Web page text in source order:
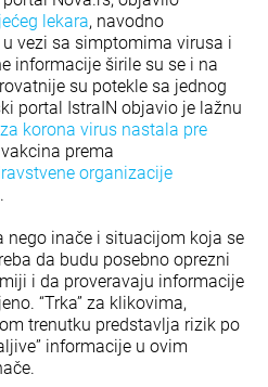
lekara, navodno
u vezi sa simptomima virusa i
informacije širile su se i na
su potekle sa jednog
portal IstraIN objavio je lažnu
korona virus nastala pre
prema
organizacije
nego inače i situacijom koja se
da budu posebno oprezni
i da proveravaju informacije
“Trka” za klikovima,
trenutku predstavlja rizik po
informacije u ovim